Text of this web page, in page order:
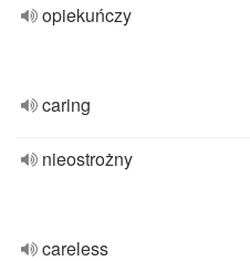
opiekuńczy
caring
nieostrożny
careless